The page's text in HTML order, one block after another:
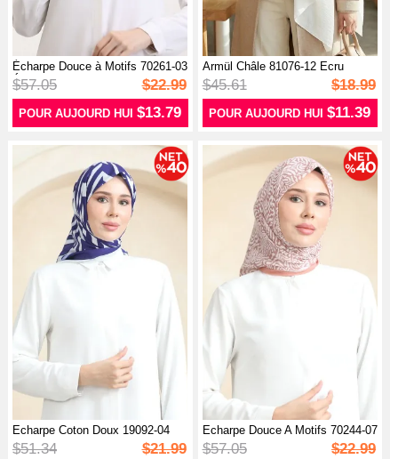
Écharpe Douce à Motifs 70261-03
Écr...
$57.05 $22.99
POUR AUJOURD HUI$13.79
Armül Châle 81076-12 Ecru
$45.61 $18.99
POUR AUJOURD HUI$11.39
Echarpe Coton Doux 19092-04
Bleu Ma...
$51.34 $21.99
Echarpe Douce A Motifs 70244-07
Pea...
$57.05 $22.99